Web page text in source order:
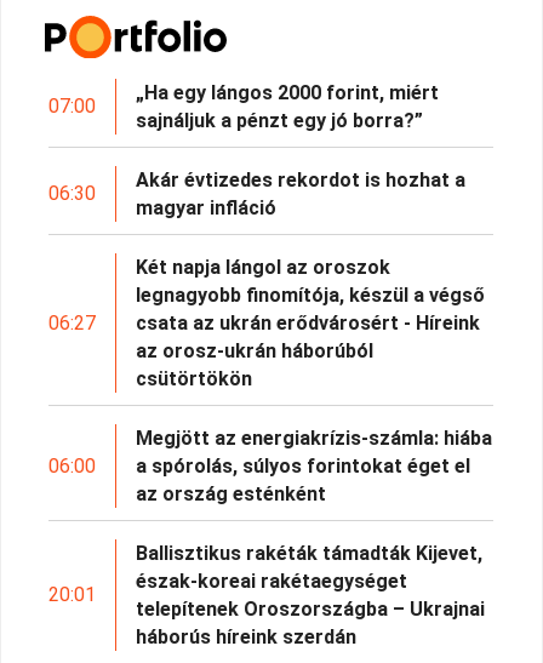
07:00
„Ha egy lángos 2000 forint, miért
sajnáljuk a pénzt egy jó borra?”
06:30
Akár évtizedes rekordot is hozhat a
magyar infláció
06:27
Két napja lángol az oroszok
legnagyobb finomítója, készül a végső
csata az ukrán erődvárosért - Híreink
az orosz-ukrán háborúból
csütörtökön
06:00
Megjött az energiakrízis-számla: hiába
a spórolás, súlyos forintokat éget el
az ország esténként
20:01
Ballisztikus rakéták támadták Kijevet,
észak-koreai rakétaegységet
telepítenek Oroszországba – Ukrajnai
háborús híreink szerdán